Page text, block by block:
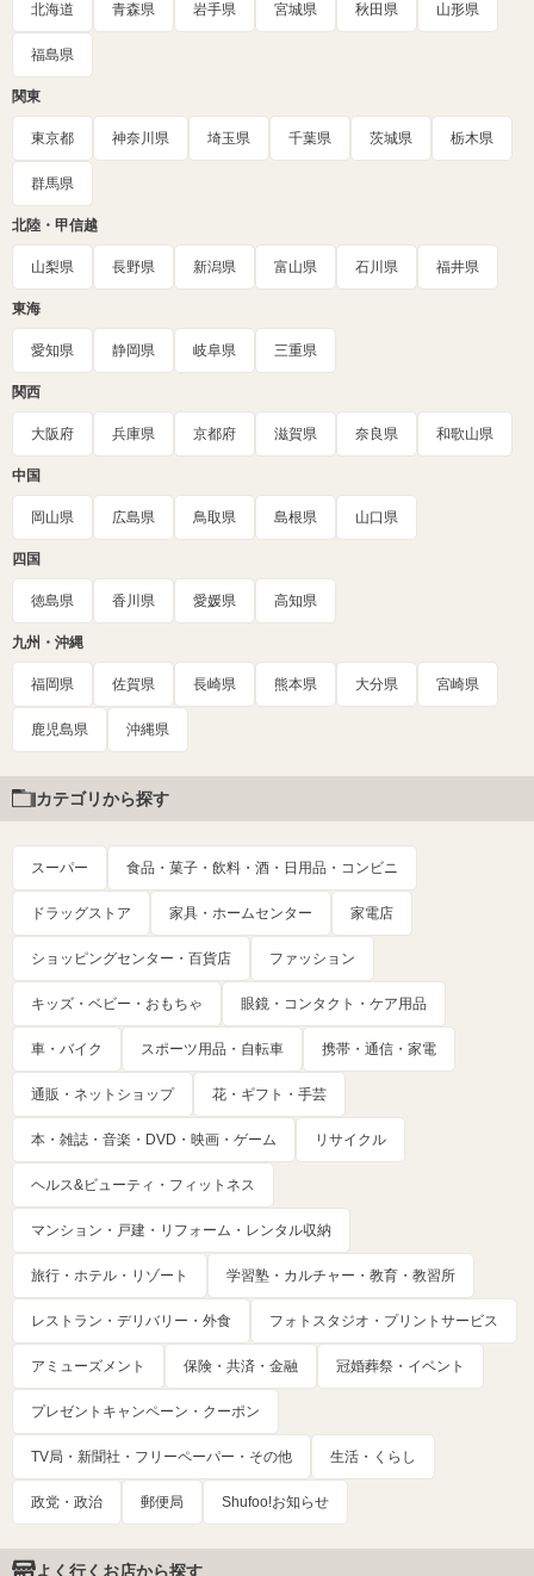
北海道 青森県 岩手県 宮城県 秋田県 山形県
福島県
関東
東京都 神奈川県 埼玉県 千葉県 茨城県 栃木県
群馬県
北陸・甲信越
山梨県 長野県 新潟県 富山県 石川県 福井県
東海
愛知県 静岡県 岐阜県 三重県
関西
大阪府 兵庫県 京都府 滋賀県 奈良県 和歌山県
中国
岡山県 広島県 鳥取県 島根県 山口県
四国
徳島県 香川県 愛媛県 高知県
九州・沖縄
福岡県 佐賀県 長崎県 熊本県 大分県 宮崎県
鹿児島県 沖縄県
カテゴリから探す
スーパー 食品・菓子・飲料・酒・日用品・コンビニ
ドラッグストア 家具・ホームセンター 家電店
ショッピングセンター・百貨店 ファッション
キッズ・ベビー・おもちゃ 眼鏡・コンタクト・ケア用品
車・バイク スポーツ用品・自転車 携帯・通信・家電
通販・ネットショップ 花・ギフト・手芸
本・雑誌・音楽・DVD・映画・ゲーム リサイクル
ヘルス&ビューティ・フィットネス
マンション・戸建・リフォーム・レンタル収納
旅行・ホテル・リゾート 学習塾・カルチャー・教育・教習所
レストラン・デリバリー・外食 フォトスタジオ・プリントサービス
アミューズメント 保険・共済・金融 冠婚葬祭・イベント
プレゼントキャンペーン・クーポン
TV局・新聞社・フリーペーパー・その他 生活・くらし
政党・政治 郵便局 Shufoo!お知らせ
よく行くお店から探す